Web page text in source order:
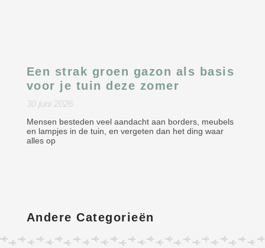
Een strak groen gazon als basis
voor je tuin deze zomer
30 juni 2026
Mensen besteden veel aandacht aan borders, meubels
en lampjes in de tuin, en vergeten dan het ding waar
alles op
Andere Categorieën